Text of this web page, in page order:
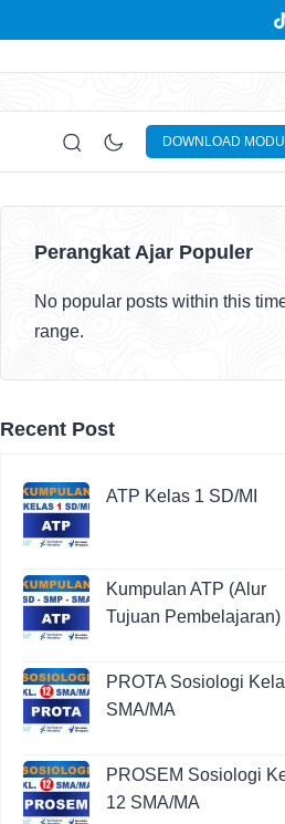
DOWNLOAD
Perangkat Ajar Populer
No popular posts within this
range.
Recent Post
ATP Kelas 1 SD/MI
Kumpulan ATP (Alur
Tujuan
PROTA Sosiologi
SMA/MA
PROSEM Sosiologi
12 SMA/MA